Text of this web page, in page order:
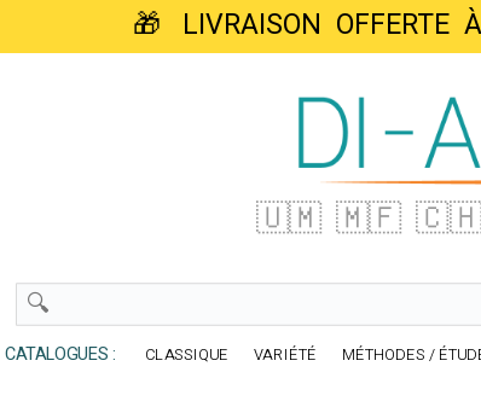
🎁 LIVRAISON
🇺🇲 🇲🇫 🇨🇭
CATALOGUES : CLASSIQUE VARIÉTÉ MÉTHODES /